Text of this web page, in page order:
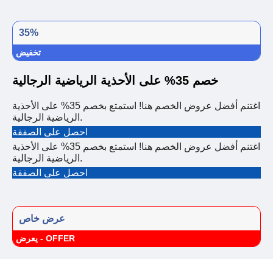
35%
تخفيض
خصم 35% على الأحذية الرياضية الرجالية
اغتنم أفضل عروض الخصم هنا! استمتع بخصم 35% على الأحذية
الرياضية الرجالية.
احصل على الصفقة
اغتنم أفضل عروض الخصم هنا! استمتع بخصم 35% على الأحذية
الرياضية الرجالية.
احصل على الصفقة
عرض خاص
يعرض - OFFER